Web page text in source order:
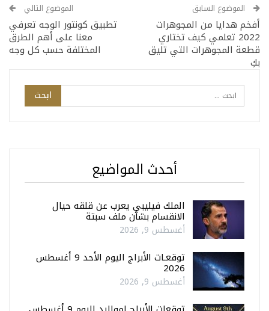
الموضوع السابق
أفخم هدايا من المجوهرات
2022 تعلمي كيف تختاري
قطعة المجوهرات التي تليق
بكِ
الموضوع التالي
تطبيق كونتور الوجه تعرفي
معنا على أهم الطرق
المختلفة حسب كل وجه
أحدث المواضيع
الملك فيليبي يعرب عن قلقه حيال
الانقسام بشأن ملف سبتة
أغسطس 9, 2026
توقعـات الأبراج اليوم الأحد 9 أغسطس
2026
أغسطس 9, 2026